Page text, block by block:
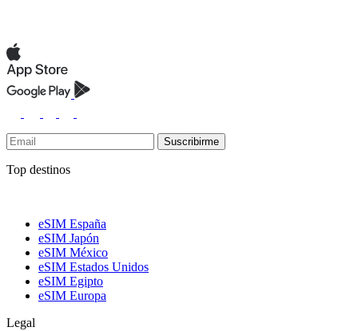
Suscribirme
Top destinos
eSIM España
eSIM Japón
eSIM México
eSIM Estados Unidos
eSIM Egipto
eSIM Europa
Legal